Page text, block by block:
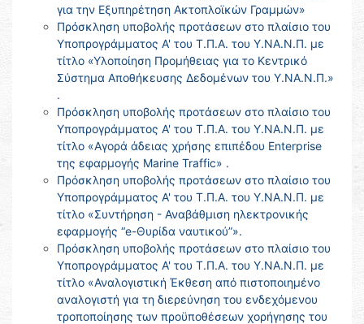
για την Εξυπηρέτηση Ακτοπλοϊκών Γραμμών»
Πρόσκληση υποβολής προτάσεων στο πλαίσιο του
Υποπρογράμματος Α' του Τ.Π.Α. του Υ.ΝΑ.Ν.Π. με
τίτλο «Υλοποίηση Προμήθειας για το Κεντρικό
Σύστημα Αποθήκευσης Δεδομένων του Υ.ΝΑ.Ν.Π.»
.
Πρόσκληση υποβολής προτάσεων στο πλαίσιο του
Υποπρογράμματος Α' του Τ.Π.Α. του Υ.ΝΑ.Ν.Π. με
τίτλο «Αγορά άδειας χρήσης επιπέδου Enterprise
της εφαρμογής Marine Traffic» .
Πρόσκληση υποβολής προτάσεων στο πλαίσιο του
Υποπρογράμματος Α' του Τ.Π.Α. του Υ.ΝΑ.Ν.Π. με
τίτλο «Συντήρηση - Αναβάθμιση ηλεκτρονικής
εφαρμογής “e-Θυρίδα ναυτικού”».
Πρόσκληση υποβολής προτάσεων στο πλαίσιο του
Υποπρογράμματος Α' του Τ.Π.Α. του Υ.ΝΑ.Ν.Π. με
τίτλο «Αναλογιστική Έκθεση από πιστοποιημένο
αναλογιστή για τη διερεύνηση του ενδεχόμενου
τροποποίησης των προϋποθέσεων χορήγησης του